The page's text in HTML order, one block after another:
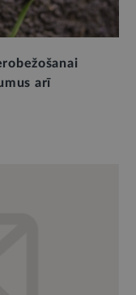
arī